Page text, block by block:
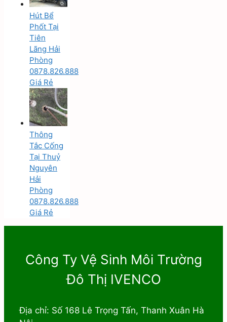
Hút Bể
Phốt Tại
Tiên
Lãng Hải
Phòng
0878.826.888
Giá Rẻ
Thông
Tắc Cống
Tại Thuỷ
Nguyên
Hải
Phòng
0878.826.888
Giá Rẻ
Công Ty Vệ Sinh Môi Trường
Đô Thị IVENCO
Địa chỉ: Số 168 Lê Trọng Tấn, Thanh Xuân Hà